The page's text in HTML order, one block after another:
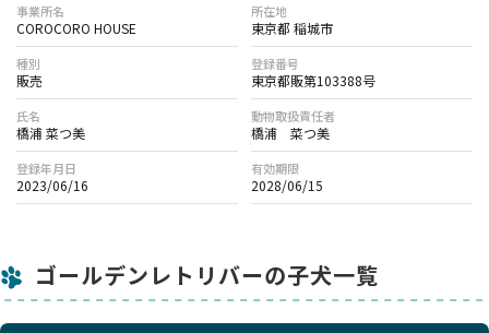
事業所名
COROCORO HOUSE
所在地
東京都 稲城市
種別
販売
登録番号
東京都販第103388号
氏名
橋浦 菜つ美
動物取扱責任者
橋浦 菜つ美
登録年月日
2023/06/16
有効期限
2028/06/15
ゴールデンレトリバーの子犬一覧